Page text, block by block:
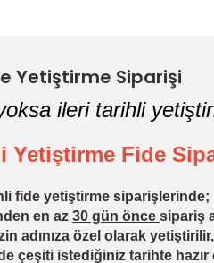
Yetiştirme Siparişi
ileri tarihli
Yetiştirme Fide
fide yetiştirme siparişlerinde;
en az 30 gün önce sipariş
adınıza özel olarak yetiştirilir,
çeşiti istediğiniz tarihte hazır